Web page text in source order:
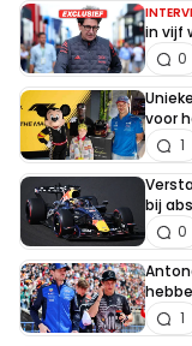
in vijf
0
voor
1
bij
0
1